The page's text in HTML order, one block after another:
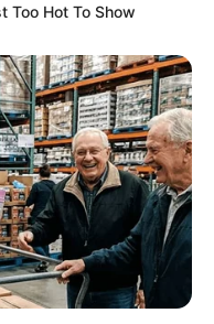
Too Hot To Show